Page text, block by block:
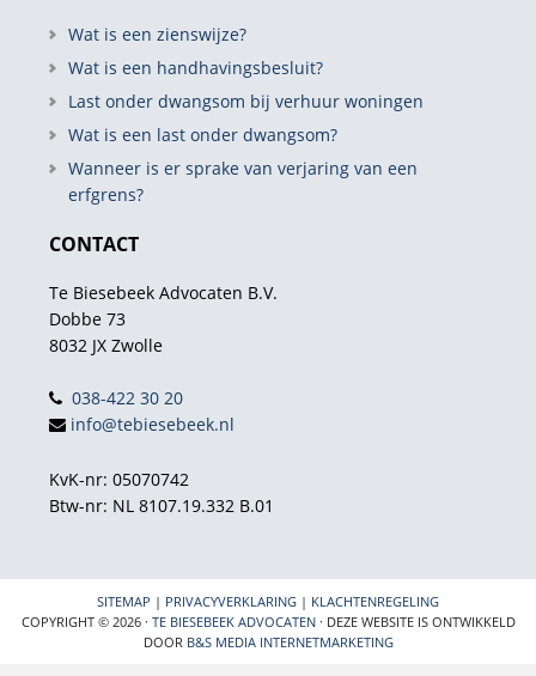
Wat is een zienswijze?
Wat is een handhavingsbesluit?
Last onder dwangsom bij verhuur woningen
Wat is een last onder dwangsom?
Wanneer is er sprake van verjaring van een
erfgrens?
CONTACT
Te Biesebeek Advocaten B.V.
Dobbe 73
8032 JX Zwolle
038-422 30 20
info@tebiesebeek.nl
KvK-nr: 05070742
Btw-nr: NL 8107.19.332 B.01
SITEMAP | PRIVACYVERKLARING | KLACHTENREGELING
COPYRIGHT © 2026 · TE BIESEBEEK ADVOCATEN· DEZE WEBSITE IS ONTWIKKELD
DOOR B&S MEDIA INTERNETMARKETING